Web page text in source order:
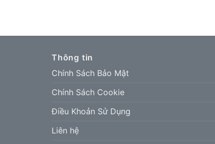
Thông tin
Chính Sách Bảo Mật
Chính Sách Cookie
Điều Khoản Sử Dụng
Liên hệ